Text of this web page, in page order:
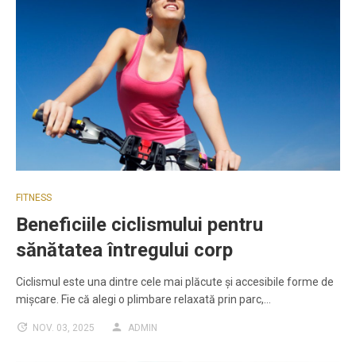
FITNESS
Beneficiile ciclismului pentru
sănătatea întregului corp
Ciclismul este una dintre cele mai plăcute și accesibile forme de
mișcare. Fie că alegi o plimbare relaxată prin parc,…
NOV. 03, 2025 ADMIN